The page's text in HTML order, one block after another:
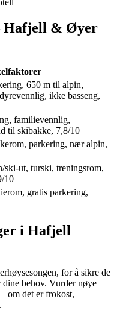
Hafjell & Øyer
650 m til alpin,
ikke basseng,
familievennlig,
til skibakke, 7,8/10
parkering, nær alpin,
ski-ut, turski, treningsrom,
10
gratis parkering,
i Hafjell
for å sikre de
behov. Vurder nøye
om det er frokost,